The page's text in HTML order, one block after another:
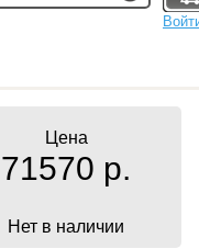
Цена
71570 р.
Нет в наличии